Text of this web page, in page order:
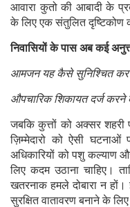
आवारा कुतो की आबादी के
के लिए एक संतुलित दृष्टिकोण
निवासियों के पास अब कई
आमजन यह कैसे सुनिश्चित कर
औपचारिक शिकायत दर्ज करने
जबकि कुत्तों को अक्सर शहरी
ज़िम्मेदारो को ऐसी
अधिकारियों को पशु कल्याण
लिए कदम उठाना चाहिए।
खतरनाक हमले दोबारा न
सुरक्षित वातावरण बनाने के